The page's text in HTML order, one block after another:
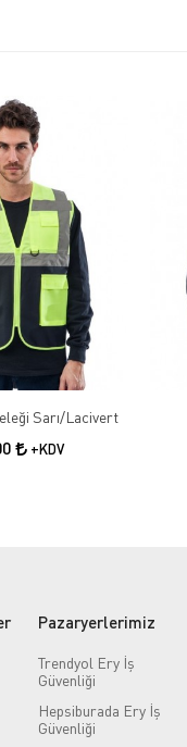
Sarı/Lacivert
+KDV
Pazaryerlerimiz
Trendyol Ery İş
Güvenliği
Hepsiburada Ery İş
Güvenliği